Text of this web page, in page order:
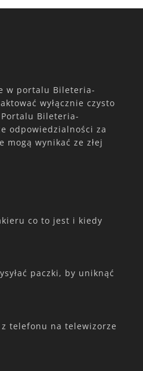
w portalu Bileteria-
wyłącznie czysto
Bileteria-
odpowiedzialności za
mogą wynikać ze złej
co to jest i kiedy
paczki, by uniknąć
z telefonu na telewizorze